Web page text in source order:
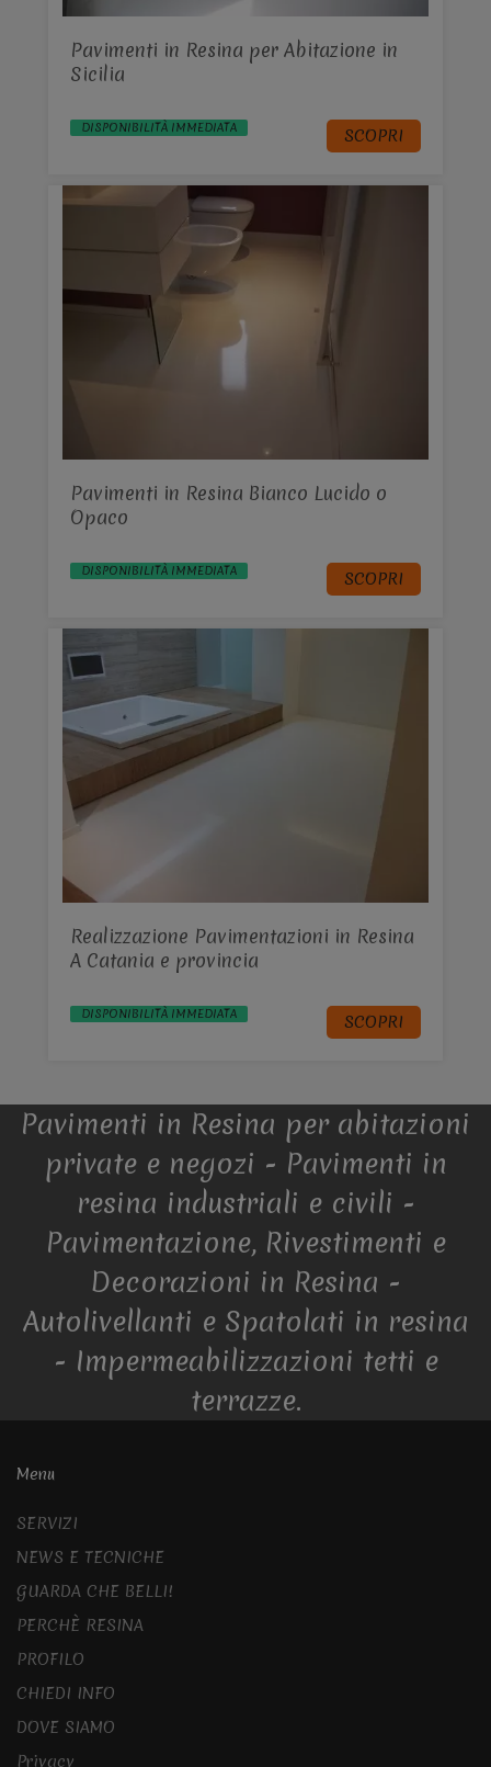
Pavimenti in Resina per Abitazione in
Sicilia
DISPONIBILITÀ IMMEDIATA SCOPRI
Pavimenti in Resina Bianco Lucido o
Opaco
DISPONIBILITÀ IMMEDIATA SCOPRI
Realizzazione Pavimentazioni in Resina
A Catania e provincia
DISPONIBILITÀ IMMEDIATA SCOPRI
Pavimenti in Resina per abitazioni
private e negozi - Pavimenti in
resina industriali e civili -
Pavimentazione, Rivestimenti e
Decorazioni in Resina -
Autolivellanti e Spatolati in resina
- Impermeabilizzazioni tetti e
terrazze.
Menu
SERVIZI
NEWS E TECNICHE
GUARDA CHE BELLI!
PERCHÈ RESINA
PROFILO
CHIEDI INFO
DOVE SIAMO
Privacy